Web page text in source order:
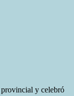
y celebró